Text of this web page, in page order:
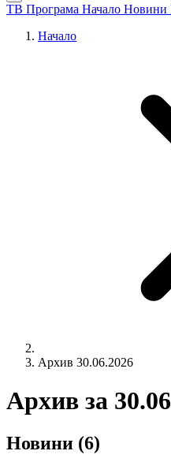
ТВ Програма Начало Новини
Начало
Архив 30.06.2026
Архив за
Новини (6)